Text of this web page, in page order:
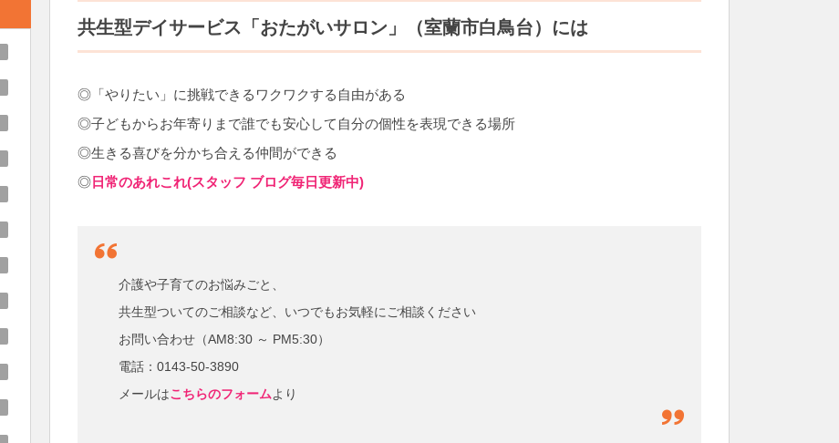
共生型デイサービス「おたがいサロン」（室蘭市白鳥台）には
◎「やりたい」に挑戦できるワクワクする自由がある
◎子どもからお年寄りまで誰でも安心して自分の個性を表現できる場所
◎生きる喜びを分かち合える仲間ができる
◎ 日常のあれこれ(スタッフ ブログ毎日更新中)
介護や子育てのお悩みごと、
共生型ついてのご相談など、いつでもお気軽にご相談ください
お問い合わせ（AM8:30 ～ PM5:30）
電話：0143-50-3890
メールはこちらのフォームより